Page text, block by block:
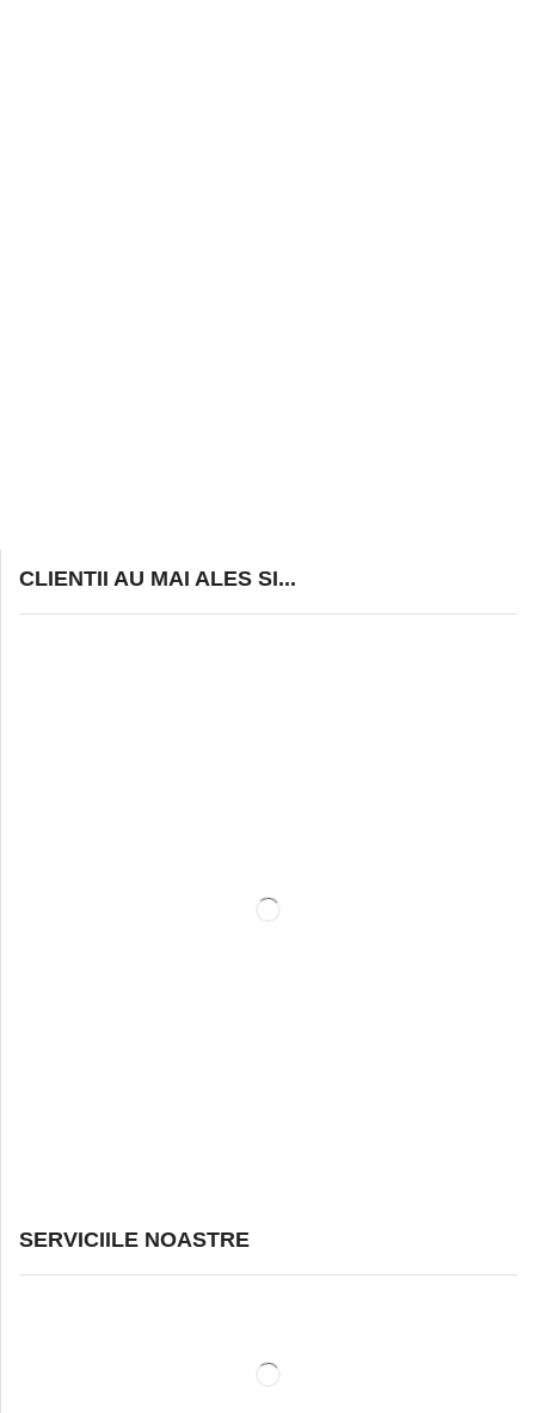
CLIENTII AU MAI ALES SI...
SERVICIILE NOASTRE